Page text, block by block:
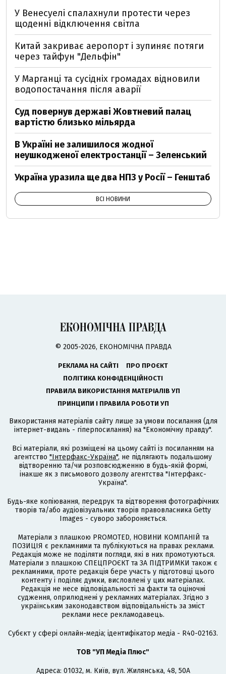
У Венесуелі спалахнули протести через
щоденні відключення світла
Китай закриває аеропорт і зупиняє потяги
через тайфун "Дельфін"
У Марганці та сусідніх громадах відновили
водопостачання після аварії
Суд повернув державі Жовтневий палац
вартістю близько мільярда
В Україні не залишилося жодної
неушкодженої електростанції – Зеленський
Україна уразила ще два НПЗ у Росії – Генштаб
ВСІ НОВИНИ
© 2005-2026, ЕКОНОМІЧНА ПРАВДА
РЕКЛАМА НА САЙТІ
ПРО ПРОЄКТ
ПОЛІТИКА КОНФІДЕНЦІЙНОСТІ
ПРАВИЛА ВИКОРИСТАННЯ МАТЕРІАЛІВ УП
ПРИНЦИПИ І ПРАВИЛА РОБОТИ УП
Використання матеріалів сайту лише за умови посилання (для
інтернет-видань - гіперпосилання) на "Економічну правду".
Всі матеріали, які розміщені на цьому сайті із посиланням на
агентство "Інтерфакс-Україна", не підлягають подальшому
відтворенню та/чи розповсюдженню в будь-якій формі,
інакше як з письмового дозволу агентства "Інтерфакс-
Україна".
Будь-яке копіювання, передрук та відтворення фотографічних
творів та/або аудіовізуальних творів правовласника Getty
Images - суворо забороняється.
Матеріали з плашкою PROMOTED, НОВИНИ КОМПАНІЙ та
ПОЗИЦІЯ є рекламними та публікуються на правах реклами.
Редакція може не поділяти погляди, які в них промотуються.
Матеріали з плашкою СПЕЦПРОЄКТ та ЗА ПІДТРИМКИ також є
рекламними, проте редакція бере участь у підготовці цього
контенту і поділяє думки, висловлені у цих матеріалах.
Редакція не несе відповідальності за факти та оціночні
судження, оприлюднені у рекламних матеріалах. Згідно з
українським законодавством відповідальність за зміст
реклами несе рекламодавець.
Cубєкт у сфері онлайн-медіа; ідентифікатор медіа - R40-02163.
ТОВ "УП Медіа Плюс"
Адреса: 01032, м. Київ, вул. Жилянська, 48, 50А